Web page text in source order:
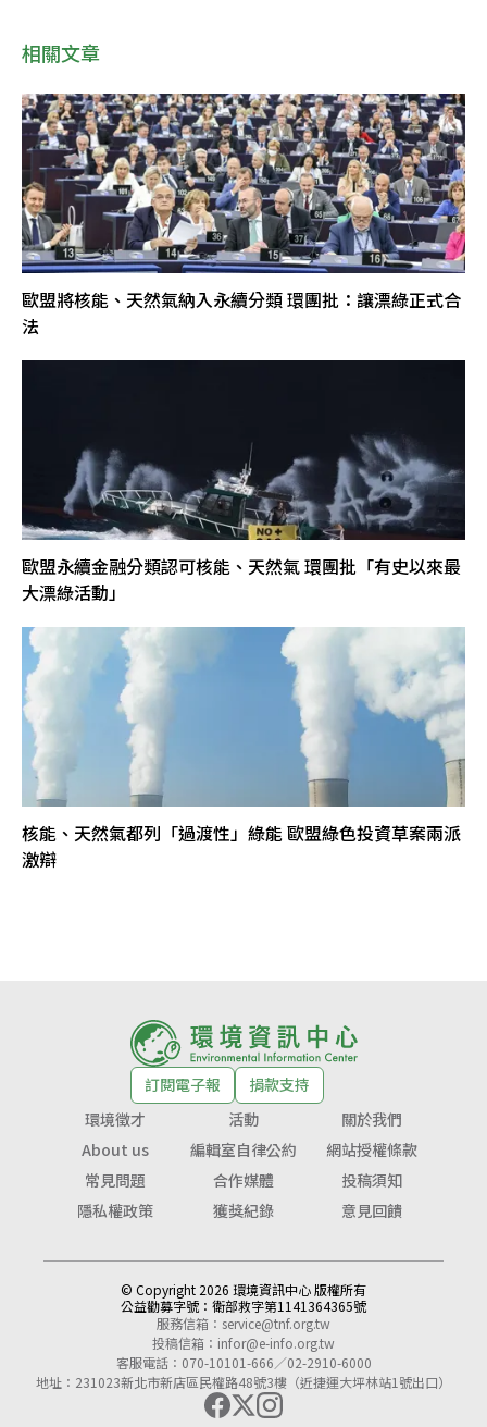
相關文章
歐盟將核能、天然氣納入永續分類 環團批：讓漂綠正式合
法
歐盟永續金融分類認可核能、天然氣 環團批「有史以來最
大漂綠活動」
核能、天然氣都列「過渡性」綠能 歐盟綠色投資草案兩派
激辯
訂閱電子報
捐款支持
環境徵才
活動
關於我們
About us
編輯室自律公約
網站授權條款
常見問題
合作媒體
投稿須知
隱私權政策
獲獎紀錄 意見回饋
© Copyright 2026 環境資訊中心 版權所有
公益勸募字號： 衛部救字第1141364365號
服務信箱： service@tnf.org.tw
投稿信箱： infor@e-info.org.tw
客服電話：070-10101-666／02-2910-6000
地址：231023新北市新店區民權路48號3樓（近捷運大坪林站1號出口）